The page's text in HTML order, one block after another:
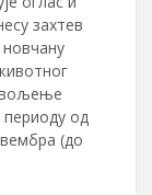
захтев
периоду од
(до